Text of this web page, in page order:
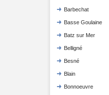
Barbechat
Basse Goulaine
Batz sur Mer
Belligné
Besné
Blain
Bonnoeuvre